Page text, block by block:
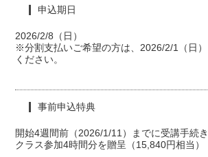
申込期日
2026/2/8（日）
※分割支払いご希望の方は、2026/2/1（日
ください。
事前申込特典
開始4週間前（2026/1/11）までに受講手続
クラス参加4時間分を贈呈（15,840円相当）